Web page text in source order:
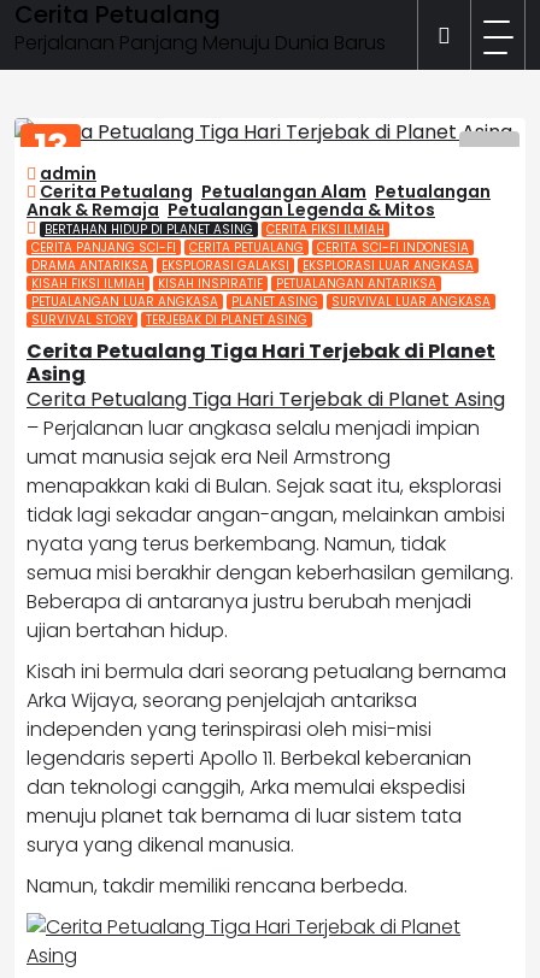
Skip
to
content
Cerita Petualang
Perjalanan Panjang Menuju Dunia Barus
13
FEB
2026
admin
Cerita Petualang Petualangan Alam Petualangan
Anak & Remaja Petualangan Legenda & Mitos
BERTAHAN HIDUP DI PLANET ASING
CERITA FIKSI ILMIAH
CERITA PANJANG SCI-FI
CERITA PETUALANG
CERITA SCI-FI INDONESIA
DRAMA ANTARIKSA
EKSPLORASI GALAKSI
EKSPLORASI LUAR ANGKASA
KISAH FIKSI ILMIAH
KISAH INSPIRATIF
PETUALANGAN ANTARIKSA
PETUALANGAN LUAR ANGKASA
PLANET ASING
SURVIVAL LUAR ANGKASA
SURVIVAL STORY
TERJEBAK DI PLANET ASING
Cerita Petualang Tiga Hari Terjebak di Planet
Asing
Cerita Petualang Tiga Hari Terjebak di Planet Asing
– Perjalanan luar angkasa selalu menjadi impian
umat manusia sejak era Neil Armstrong
menapakkan kaki di Bulan. Sejak saat itu, eksplorasi
tidak lagi sekadar angan-angan, melainkan ambisi
nyata yang terus berkembang. Namun, tidak
semua misi berakhir dengan keberhasilan gemilang.
Beberapa di antaranya justru berubah menjadi
ujian bertahan hidup.
Kisah ini bermula dari seorang petualang bernama
Arka Wijaya, seorang penjelajah antariksa
independen yang terinspirasi oleh misi-misi
legendaris seperti Apollo 11. Berbekal keberanian
dan teknologi canggih, Arka memulai ekspedisi
menuju planet tak bernama di luar sistem tata
surya yang dikenal manusia.
Namun, takdir memiliki rencana berbeda.